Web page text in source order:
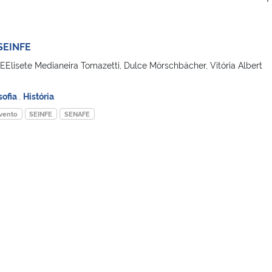
Medianeira Tomazetti, Dulce Mörschbächer, Vitória Albert
História
SEINFE SENAFE